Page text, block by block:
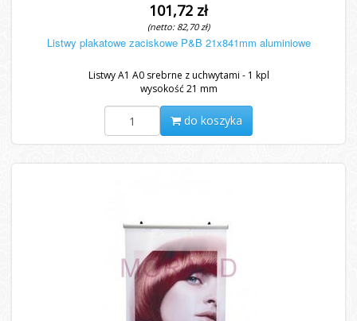
101,72 zł
(netto: 82,70 zł)
Listwy plakatowe zaciskowe P&B 21x841mm aluminiowe
Listwy A1 A0 srebrne z uchwytami - 1 kpl
wysokość 21 mm
do koszyka